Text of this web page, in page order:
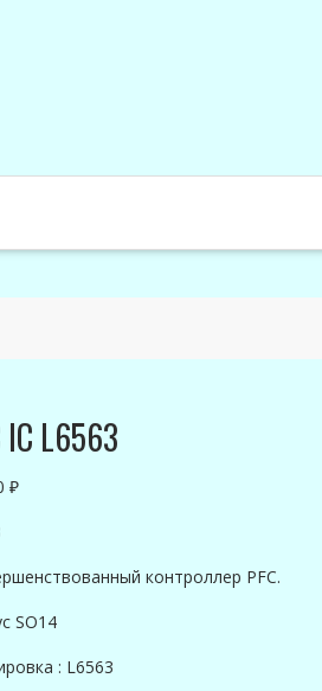
IC L6563
₽
контроллер PFC.
SO14
: L6563